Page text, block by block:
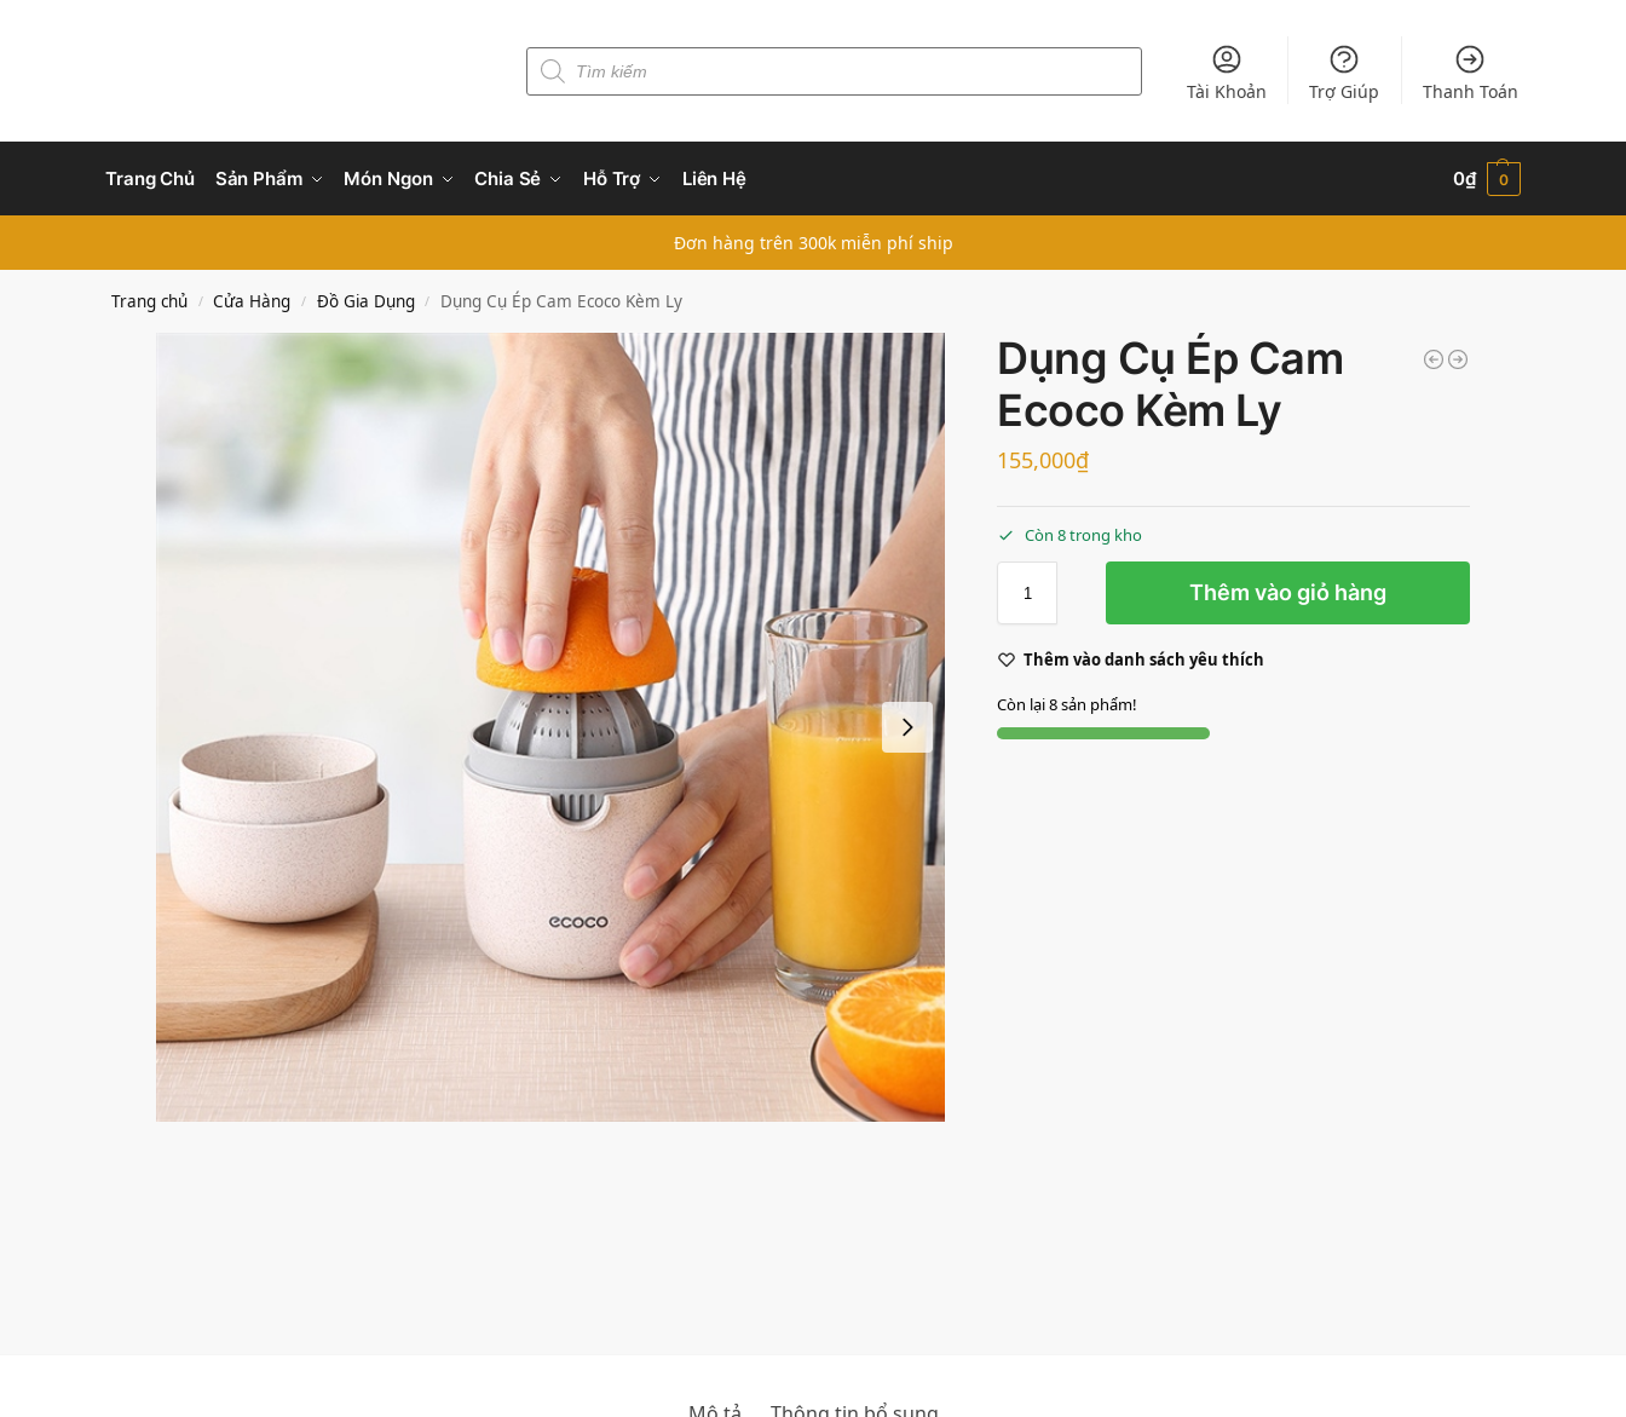
Tài Khoản Trợ Giúp Thanh Toán
Trang Chủ Sản Phẩm Món Ngon Chia Sẻ Hỗ Trợ Liên Hệ 0₫ 0
Đơn hàng trên 300k miễn phí ship
Trang chủ / Cửa Hàng / Đồ Gia Dụng / Dụng Cụ Ép Cam Ecoco Kèm Ly
Dụng Cụ Ép Cam
Ecoco Kèm Ly
155,000₫
Còn 8 trong kho
Thêm vào giỏ hàng
Thêm vào danh sách yêu thích
Còn lại 8 sản phẩm!